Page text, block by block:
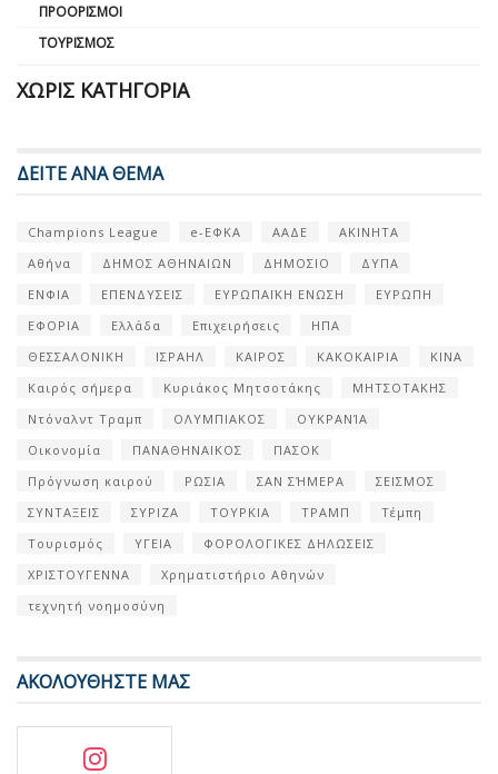
ΠΡΟΟΡΙΣΜΟΊ
ΤΟΥΡΙΣΜΌΣ
ΧΩΡΊΣ ΚΑΤΗΓΟΡΊΑ
ΔΕΙΤΕ ΑΝΑ ΘΕΜΑ
Champions League e-ΕΦΚΑ ΑΑΔΕ
ΑΚΙΝΗΤΑ
Αθήνα
ΔΗΜΟΣ ΑΘΗΝΑΙΩΝ ΔΗΜΟΣΙΟ
ΔΥΠΑ
ΕΝΦΙΑ
ΕΠΕΝΔΥΣΕΙΣ ΕΥΡΩΠΑΪΚΗ ΕΝΩΣΗ
ΕΥΡΩΠΗ
ΕΦΟΡΙΑ
Ελλάδα Επιχειρήσεις
ΗΠΑ
ΘΕΣΣΑΛΟΝΙΚΗ
ΙΣΡΑΗΛ ΚΑΙΡΟΣ ΚΑΚΟΚΑΙΡΙΑ
ΚΙΝΑ
Καιρός σήμερα
Κυριάκος Μητσοτάκης
ΜΗΤΣΟΤΑΚΗΣ
Ντόναλντ Τραμπ
ΟΛΥΜΠΙΑΚΟΣ
ΟΥΚΡΑΝΊΑ
Οικονομία
ΠΑΝΑΘΗΝΑΙΚΟΣ
ΠΑΣΟΚ
Πρόγνωση καιρού
ΡΩΣΙΑ ΣΑΝ ΣΉΜΕΡΑ
ΣΕΙΣΜΟΣ
ΣΥΝΤΑΞΕΙΣ
ΣΥΡΙΖΑ ΤΟΥΡΚΙΑ ΤΡΑΜΠ
Τέμπη
Τουρισμός
ΥΓΕΙΑ
ΦΟΡΟΛΟΓΙΚΕΣ ΔΗΛΩΣΕΙΣ
ΧΡΙΣΤΟΥΓΕΝΝΑ
Χρηματιστήριο Αθηνών
τεχνητή νοημοσύνη
ΑΚΟΛΟΥΘΗΣΤΕ ΜΑΣ